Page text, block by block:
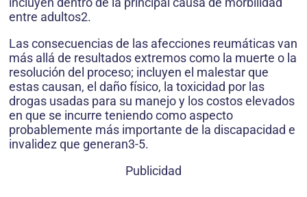
entre adultos2.
Las consecuencias de las afecciones reumáticas van
más allá de resultados extremos como la muerte o la
resolución del proceso; incluyen el malestar que
estas causan, el daño físico, la toxicidad por las
drogas usadas para su manejo y los costos elevados
en que se incurre teniendo como aspecto
probablemente más importante de la discapacidad e
invalidez que generan3-5.
Publicidad